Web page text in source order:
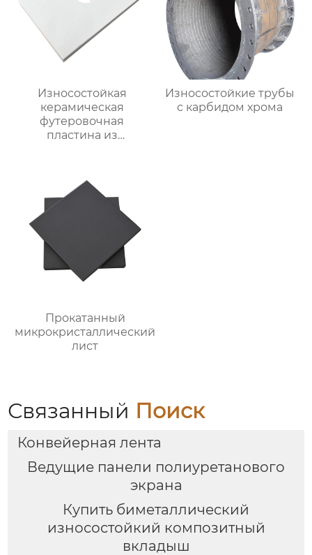
Износостойкая
керамическая
футеровочная
пластина из
Износостойкие трубы
с карбидом хрома
Прокатанный
микрокристаллический
лист
Связанный Поиск
Конвейерная лента
Ведущие панели полиуретанового
экрана
Купить биметаллический
износостойкий композитный
вкладыш